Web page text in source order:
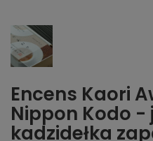
Encens Kaori
Nippon Kodo -
kadzidełka